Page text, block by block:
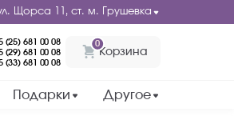
Щорса 11, ст. м. Грушевка
(25) 681 00 08
(29) 681 00 08
(33) 681 00 08
0
Корзина
Подарки Другое